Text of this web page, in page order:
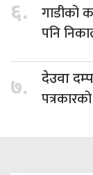
६.
गाडीको
पनि
७. देउवा